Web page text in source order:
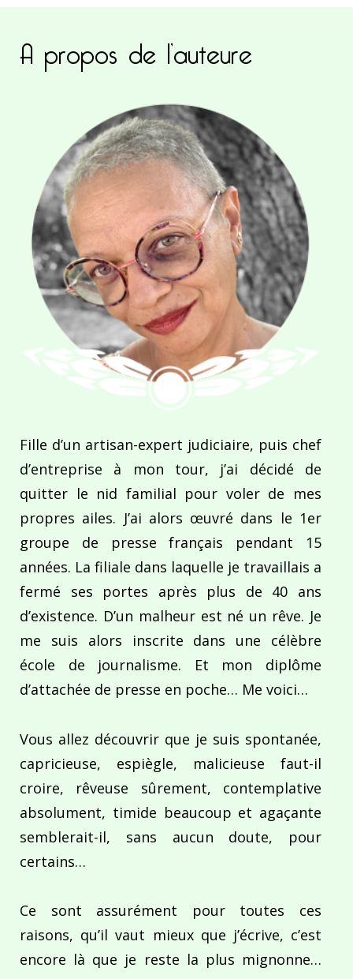
A propos de l’auteure
Fille d’un artisan-expert judiciaire, puis chef
d’entreprise à mon tour, j’ai décidé de
quitter le nid familial pour voler de mes
propres ailes. J’ai alors œuvré dans le 1er
groupe de presse français pendant 15
années. La filiale dans laquelle je travaillais a
fermé ses portes après plus de 40 ans
d’existence. D’un malheur est né un rêve. Je
me suis alors inscrite dans une célèbre
école de journalisme. Et mon diplôme
d’attachée de presse en poche… Me voici…
Vous allez découvrir que je suis spontanée,
capricieuse, espiègle, malicieuse faut-il
croire, rêveuse sûrement, contemplative
absolument, timide beaucoup et agaçante
semblerait-il, sans aucun doute, pour
certains…
Ce sont assurément pour toutes ces
raisons, qu’il vaut mieux que j’écrive, c’est
encore là que je reste la plus mignonne…